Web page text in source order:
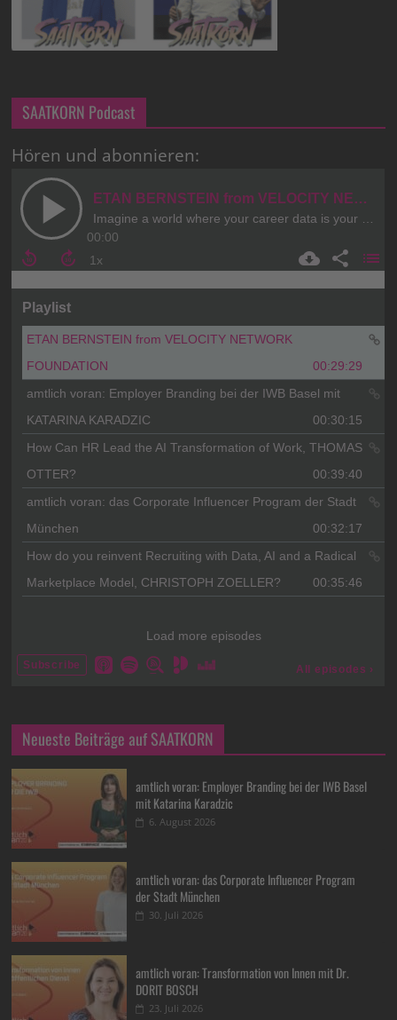
SAATKORN Podcast
Hören und abonnieren:
Neueste Beiträge auf SAATKORN
amtlich voran: Employer Branding bei der IWB Basel
mit Katarina Karadzic
6. August 2026
amtlich voran: das Corporate Influencer Program
der Stadt München
30. Juli 2026
amtlich voran: Transformation von Innen mit Dr.
DORIT BOSCH
23. Juli 2026